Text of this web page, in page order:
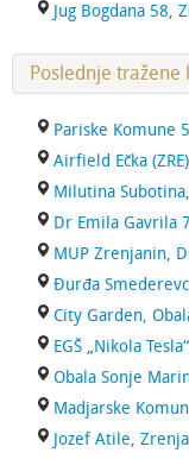
Jug Bogdana 58,
Poslednje
Pariske Komune
Airfield Ečka
Milutina
Dr Emila Gavrila
MUP Zrenjanin,
Đurđa
City Garden,
EGŠ „Nikola
Obala Sonje
Madjarske
Jozef Atile,